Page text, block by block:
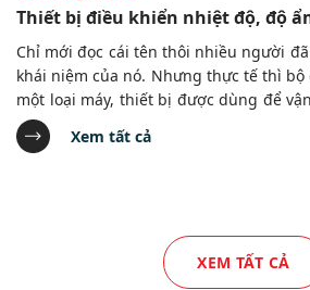
Thiết bị điều khiển nhiệt độ, độ
Chỉ mới đọc cái tên thôi nhiều người
khái niệm của nó. Nhưng thực tế thì
một loại máy, thiết bị được dùng để
mức nhiệt độ ở trông một khoảng
nhất định.
Xem tất cả
XEM TẤT CẢ